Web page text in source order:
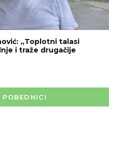
„Toplotni talasi
i traže drugačije
POBEDNICI